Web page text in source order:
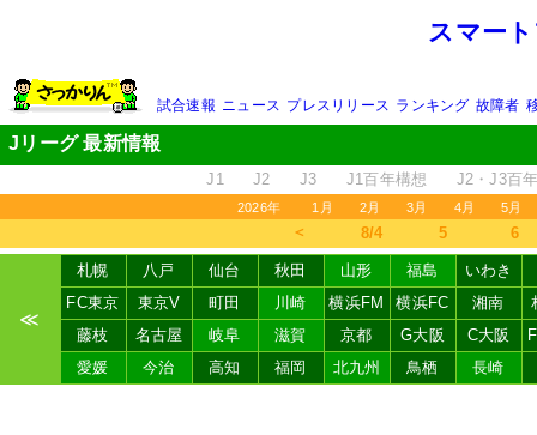
スマー
試合速報 ニュース プレスリリース ランキング 故障者
Jリーグ 最新情報
J1 J2 J3 J1百年構想 J2・J3百
2026年 1月 2月 3月 4月 5月
＜ 8/4 5 6
≪
札幌 八戸 仙台 秋田 山形 福島
いわき
FC東京
東京V 町田 川崎 横浜FM 横浜FC 湘南
藤枝
名古屋 岐阜 滋賀 京都 G大阪 C大阪
愛媛
今治 高知 福岡 北九州 鳥栖 長崎